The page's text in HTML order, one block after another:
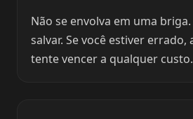
Não se envolva em uma
salvar. Se você estiver errado,
tente vencer a qualquer custo.